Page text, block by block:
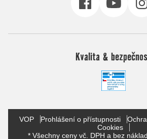
Kvalita &
VOP Prohlášení o přístupnosti
Cookies
* Všechny ceny vč. DPH a bez